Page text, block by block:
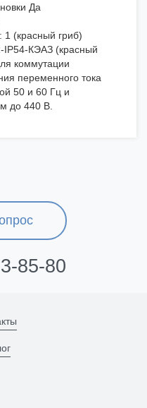
Да
1 (красный гриб)
IP54-КЭАЗ (красный
коммутации
переменного тока
50 и 60 Гц и
до 440 В.
85-80